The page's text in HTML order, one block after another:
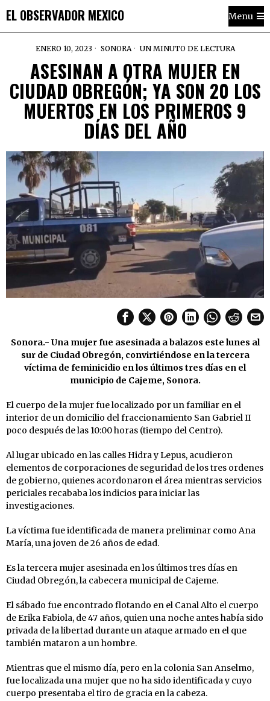
EL OBSERVADOR MEXICO Menu
ENERO 10, 2023 SONORA UN MINUTO DE LECTURA
ASESINAN A OTRA MUJER EN
CIUDAD OBREGÓN; YA SON 20 LOS
MUERTOS EN LOS PRIMEROS 9
DÍAS DEL AÑO
Sonora.- Una mujer fue asesinada a balazos este lunes al
sur de Ciudad Obregón, convirtiéndose en la tercera
víctima de feminicidio en los últimos tres días en el
municipio de Cajeme, Sonora.
El cuerpo de la mujer fue localizado por un familiar en el
interior de un domicilio del fraccionamiento San Gabriel II
poco después de las 10:00 horas (tiempo del Centro).
Al lugar ubicado en las calles Hidra y Lepus, acudieron
elementos de corporaciones de seguridad de los tres ordenes
de gobierno, quienes acordonaron el área mientras servicios
periciales recababa los indicios para iniciar las
investigaciones.
La víctima fue identificada de manera preliminar como Ana
María, una joven de 26 años de edad.
Es la tercera mujer asesinada en los últimos tres días en
Ciudad Obregón, la cabecera municipal de Cajeme.
El sábado fue encontrado flotando en el Canal Alto el cuerpo
de Erika Fabiola, de 47 años, quien una noche antes había sido
privada de la libertad durante un ataque armado en el que
también mataron a un hombre.
Mientras que el mismo día, pero en la colonia San Anselmo,
fue localizada una mujer que no ha sido identificada y cuyo
cuerpo presentaba el tiro de gracia en la cabeza.